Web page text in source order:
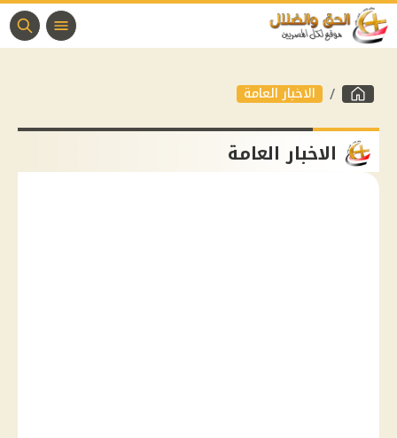
الاخبار العامة
الاخبار العامة